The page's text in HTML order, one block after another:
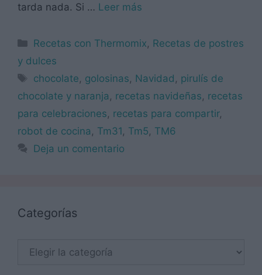
tarda nada. Si … Leer más
Categorías
Recetas con Thermomix, Recetas de postres
y dulces
Etiquetas
chocolate, golosinas, Navidad , pirulís de
chocolate y naranja , recetas navideñas, recetas
para celebraciones, recetas para compartir,
robot de cocina , Tm31, Tm5, TM6
Deja un comentario
Categorías